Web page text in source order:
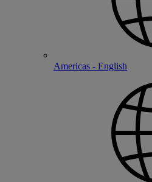
Americas - English